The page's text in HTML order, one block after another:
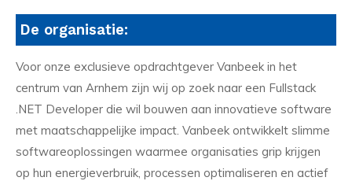
De organisatie:
Voor onze exclusieve opdrachtgever Vanbeek in het
centrum van Arnhem zijn wij op zoek naar een Fullstack
.NET Developer die wil bouwen aan innovatieve software
met maatschappelijke impact. Vanbeek ontwikkelt slimme
softwareoplossingen waarmee organisaties grip krijgen
op hun energieverbruik, processen optimaliseren en actief